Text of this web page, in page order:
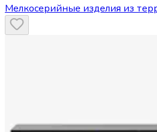
Мелкосерийные изделия из